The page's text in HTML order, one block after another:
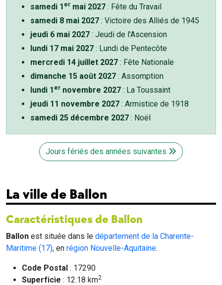
samedi 1 er mai 2027 : Fête du Travail
samedi 8 mai 2027 : Victoire des Alliés de 1945
jeudi 6 mai 2027 : Jeudi de l'Ascension
lundi 17 mai 2027 : Lundi de Pentecôte
mercredi 14 juillet 2027 : Fête Nationale
dimanche 15 août 2027 : Assomption
lundi 1 er novembre 2027 : La Toussaint
jeudi 11 novembre 2027 : Armistice de 1918
samedi 25 décembre 2027 : Noël
Jours fériés des années suivantes
La ville de Ballon
Caractéristiques de Ballon
Ballon est située dans le département de la Charente-
Maritime (17), en région Nouvelle-Aquitaine.
Code Postal : 17290
Superficie : 12.18 km2